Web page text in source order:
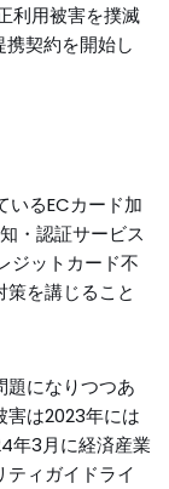
利用被害を撲滅
契約を開始し
いるECカード加
・認証サービス
ジットカード不
を講じること
題になりつつあ
害は2023年には
年3月に経済産業
ィガイドライ